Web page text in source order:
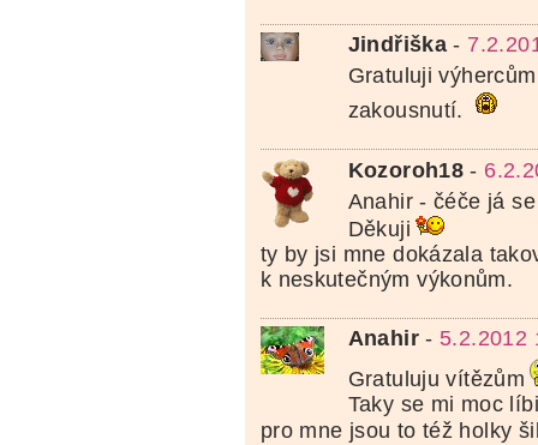
Jindřiška -
Gratuluji
zakousnutí.
Kozoroh18 -
Anahir - čéče já
Děkuji
ty by jsi mne dokázala
k neskutečným výkonům.
Anahir- 5.2.2012
Gratuluju vítězům
Taky se mi moc
pro mne jsou to též holky